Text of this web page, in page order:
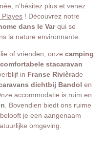
n’hésitez plus et venez
Playes ! Découvrez notre
dans le Varqui se
la nature environnante.
of vrienden, onzecamping
comfortabele stacaravan
in Franse Rivièrade
dichtbij Bandolen
accommodatie is ruim en
. Bovendien biedt ons ruime
je een aangenaam
omgeving.